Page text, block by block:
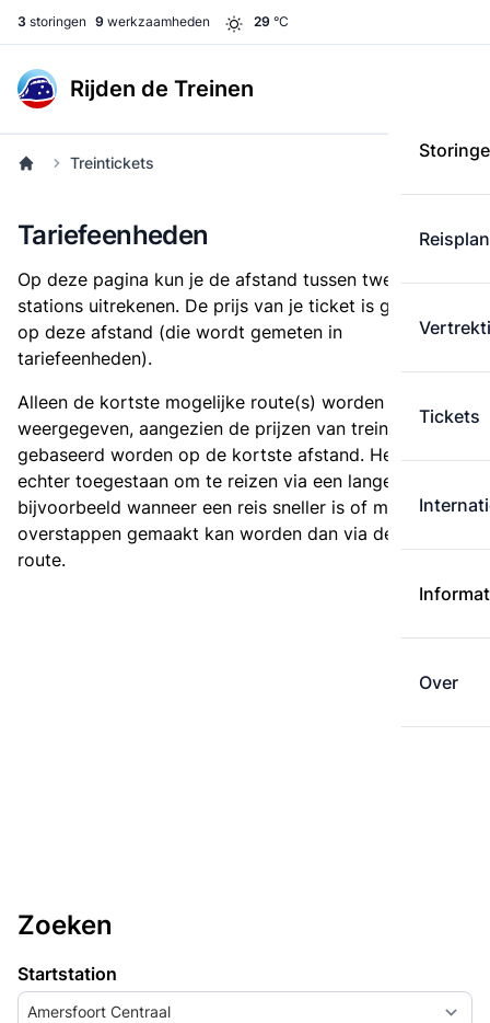
3 storingen 9 werkzaamheden 29 °C
Rijden de Treinen
Tickets
Over
Treintickets
Tariefeenheden
Op deze pagina kun je de afstand tussen twee
stations uitrekenen. De prijs van je ticket is gebaseerd
op deze afstand (die wordt gemeten in
tariefeenheden).
Alleen de kortste mogelijke route(s) worden
weergegeven, aangezien de prijzen van treintickets
gebaseerd worden op de kortste afstand. Het is
echter toegestaan om te reizen via een langere route,
bijvoorbeeld wanneer een reis sneller is of met minder
overstappen gemaakt kan worden dan via de kortste
route.
Zoeken
Startstation
Amersfoort Centraal